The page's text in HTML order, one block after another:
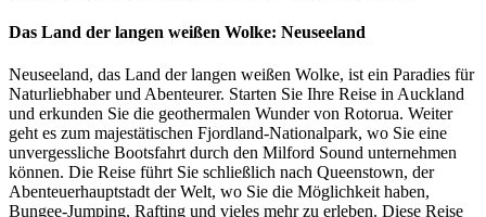
Das Land der langen weißen Wolke: Neuseeland
Neuseeland, das Land der langen weißen Wolke, ist ein Paradies für
Naturliebhaber und Abenteurer. Starten Sie Ihre Reise in Auckland
und erkunden Sie die geothermalen Wunder von Rotorua. Weiter
geht es zum majestätischen Fjordland-Nationalpark, wo Sie eine
unvergessliche Bootsfahrt durch den Milford Sound unternehmen
können. Die Reise führt Sie schließlich nach Queenstown, der
Abenteuerhauptstadt der Welt, wo Sie die Möglichkeit haben,
Bungee-Jumping, Rafting und vieles mehr zu erleben. Diese Reise